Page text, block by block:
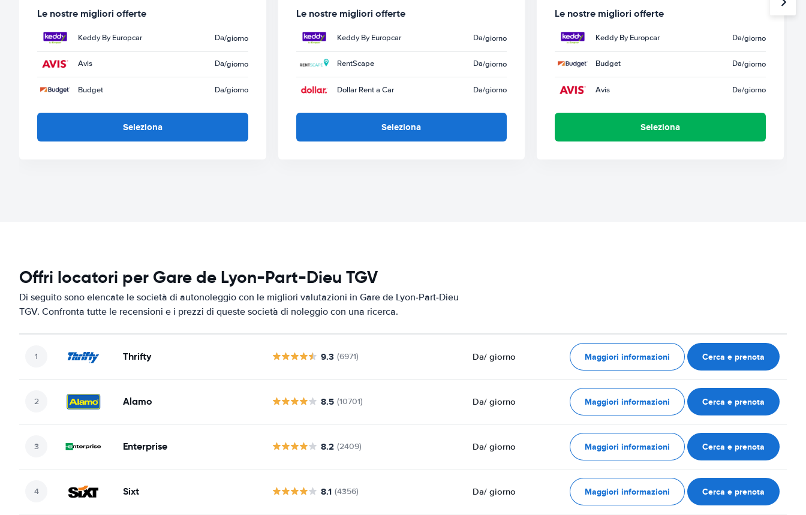
Le nostre migliori offerte
Keddy By Europcar Da/giorno
Avis Da/giorno
Budget Da/giorno
Seleziona
Le nostre migliori offerte
Keddy By Europcar Da/giorno
RentScape Da/giorno
Dollar Rent a Car Da/giorno
Seleziona
Le nostre migliori offerte
Keddy By Europcar Da/giorno
Budget Da/giorno
Avis Da/giorno
Seleziona
Offri locatori per Gare de Lyon-Part-Dieu TGV
Di seguito sono elencate le società di autonoleggio con le migliori valutazioni in Gare de Lyon-Part-Dieu
TGV. Confronta tutte le recensioni e i prezzi di queste società di noleggio con una ricerca.
Thrifty 9.3 (6971) Da/ giorno Maggiori informazioni Cerca e prenota
Alamo 8.5 (10701) Da/ giorno Maggiori informazioni Cerca e prenota
Enterprise 8.2 (2409) Da/ giorno Maggiori informazioni Cerca e prenota
Sixt 8.1 (4356) Da/ giorno Maggiori informazioni Cerca e prenota